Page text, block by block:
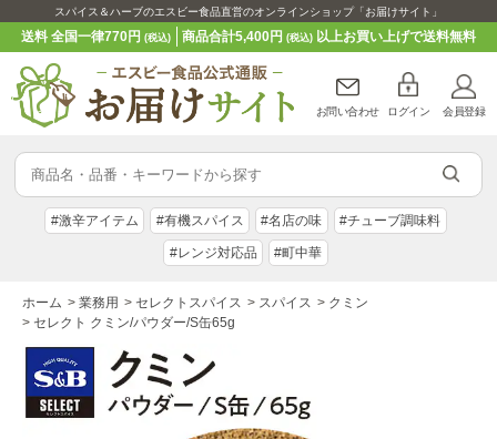
スパイス＆ハーブのエスビー食品直営のオンラインショップ「お届けサイト」
送料 全国一律770円(税込) 商品合計5,400円 (税込)以上お買い上げで送料無料
お問い合わせ ログイン 会員登録
#激辛アイテム #有機スパイス #名店の味 #チューブ調味料
#レンジ対応品 #町中華
ホーム > 業務用 > セレクトスパイス > スパイス > クミン
> セレクト クミン/パウダー/S缶65g